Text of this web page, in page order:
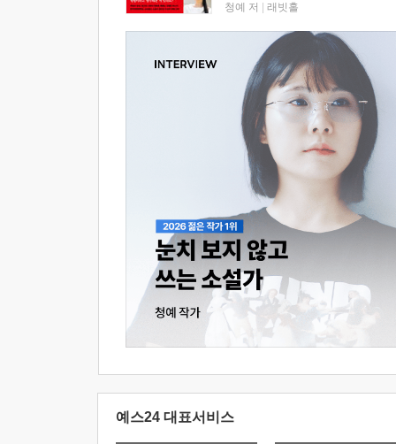
청예 저 래빗홀
예스24 대표서비스